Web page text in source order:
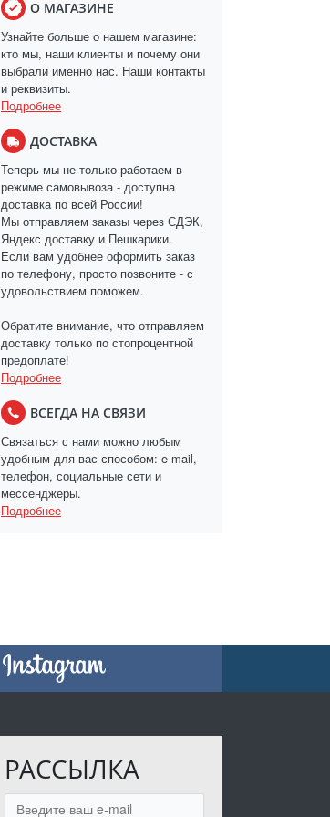
О МАГАЗИНЕ
Узнайте больше о нашем магазине:
кто мы, наши клиенты и почему они
выбрали именно нас. Наши контакты
и реквизиты.
Подробнее
ДОСТАВКА
Теперь мы не только работаем в
режиме самовывоза - доступна
доставка по всей России!
Мы отправляем заказы через СДЭК,
Яндекс доставку и Пешкарики.
Если вам удобнее оформить заказ
по телефону, просто позвоните - с
удовольствием поможем.
Обратите внимание, что отправляем
доставку только по стопроцентной
предоплате!
Подробнее
ВСЕГДА НА СВЯЗИ
Связаться с нами можно любым
удобным для вас способом: e-mail,
телефон, социальные сети и
мессенджеры.
Подробнее
РАССЫЛКА